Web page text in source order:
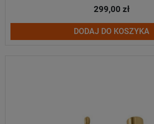
299,00 zł
DODAJ DO KOSZYKA